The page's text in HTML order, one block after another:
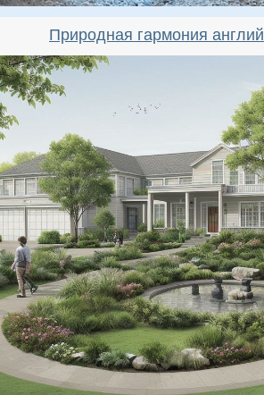
Природная гармония